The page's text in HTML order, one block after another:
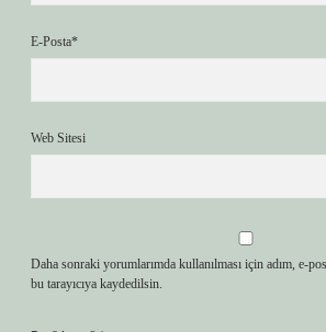
E-Posta*
Web Sitesi
Daha sonraki yorumlarımda kullanılması için adım, e-
bu tarayıcıya kaydedilsin.